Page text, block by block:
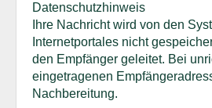
Datenschutzhinweis
Ihre Nachricht wird von den
Internetportales nicht
den Empfänger geleitet. Bei
eingetragenen
Nachbereitung.